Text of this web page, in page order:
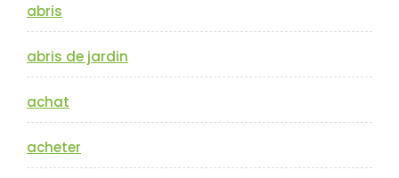
abris
abris de jardin
achat
acheter